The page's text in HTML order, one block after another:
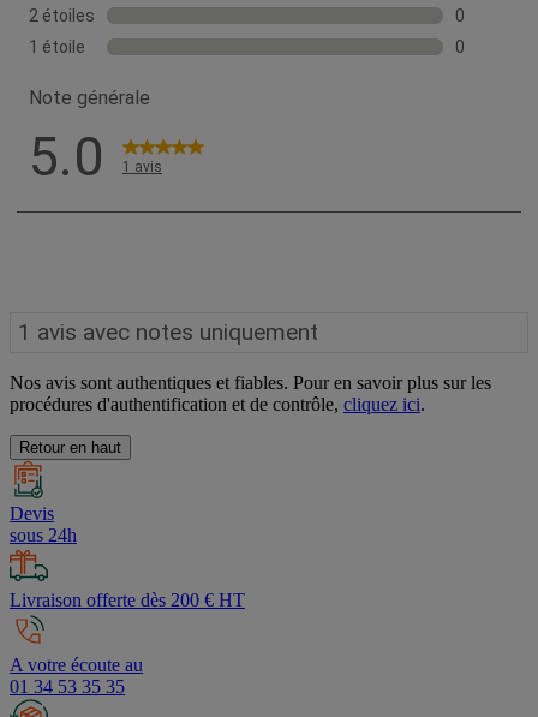
Nos avis sont authentiques et fiables. Pour en savoir plus sur les
Retour en haut
Devis
sous 24h
Livraison offerte dès 200 € HT
A votre écoute au
01 34 53 35 35